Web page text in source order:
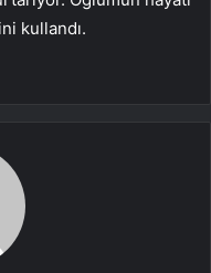
kullandı.